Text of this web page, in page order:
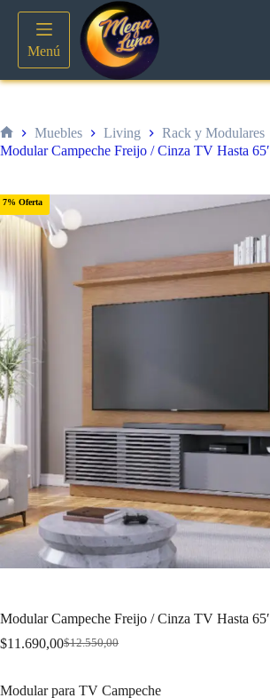
contenido
Menú
Inicio
Muebles Living
Rack y Modulares
Modular Campeche Freijo / Cinza TV Hasta 65′
7% Oferta
Modular Campeche Freijo / Cinza TV Hasta 65′
$12.550,00
Original
$11.690,00Current
Modular para TV Campeche